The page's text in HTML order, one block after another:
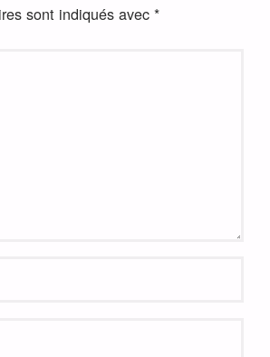
sont indiqués avec *